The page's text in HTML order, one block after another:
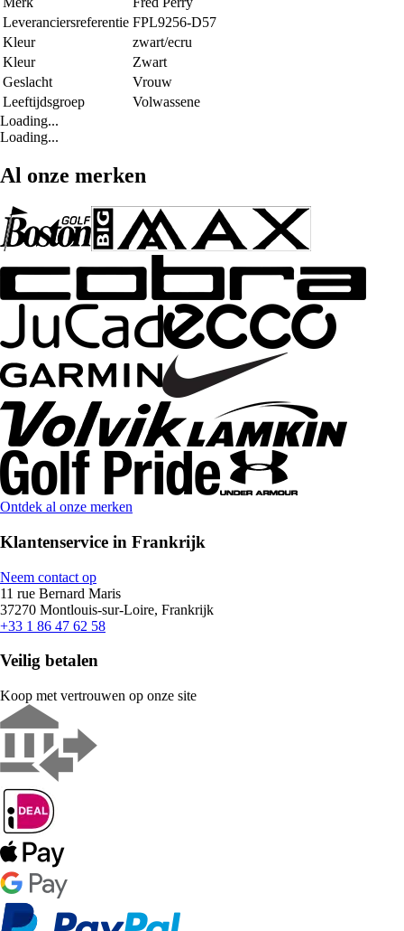
Leveranciersreferentie FPL9256-D57
Kleur
zwart/ecru
Kleur
Zwart
Geslacht
Vrouw
Leeftijdsgroep
Volwassene
Loading...
Loading...
Al onze merken
Ontdek al onze merken
Klantenservice in Frankrijk
Neem contact op
11 rue Bernard Maris
37270 Montlouis-sur-Loire, Frankrijk
+33 1 86 47 62 58
Veilig betalen
Koop met vertrouwen op onze site